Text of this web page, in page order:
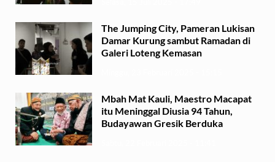
The Jumping City, Pameran Lukisan
Damar Kurung sambut Ramadan di
Galeri Loteng Kemasan
Mbah Mat Kauli, Maestro Macapat
itu Meninggal Diusia 94 Tahun,
Budayawan Gresik Berduka